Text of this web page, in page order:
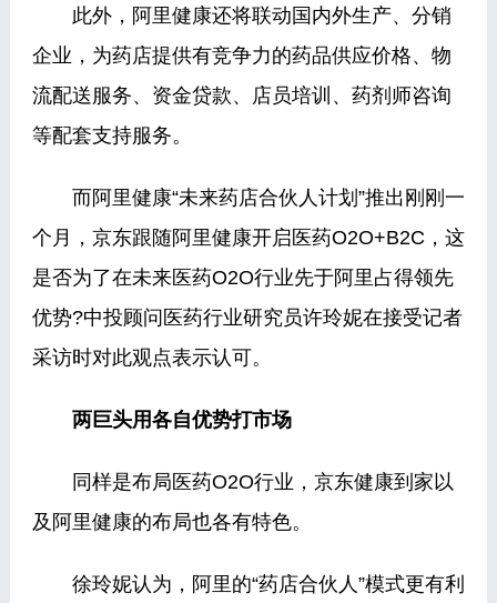
此外，阿里健康还将联动国内外生产、分销
企业，为药店提供有竞争力的药品供应价格、物
流配送服务、资金贷款、店员培训、药剂师咨询
等配套支持服务。
而阿里健康“未来药店合伙人计划”推出刚刚一
个月，京东跟随阿里健康开启医药O2O+B2C，这
是否为了在未来医药O2O行业先于阿里占得领先
优势?中投顾问医药行业研究员许玲妮在接受记者
采访时对此观点表示认可。
两巨头用各自优势打市场
同样是布局医药O2O行业，京东健康到家以
及阿里健康的布局也各有特色。
徐玲妮认为，阿里的“药店合伙人”模式更有利